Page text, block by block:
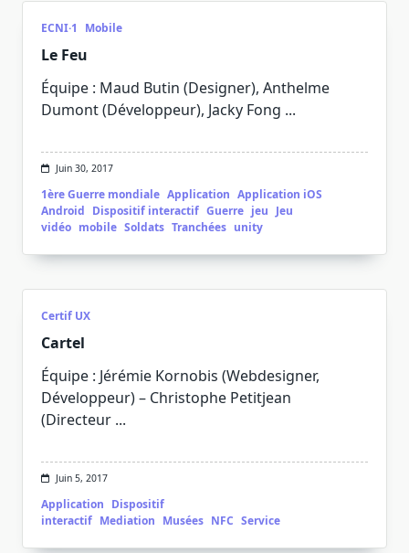
ECNI·1 Mobile
Le Feu
Équipe : Maud Butin (Designer), Anthelme
Dumont (Développeur), Jacky Fong ...
Juin 30, 2017
1ère Guerre mondiale Application Application iOS
Android Dispositif interactif Guerre jeu Jeu
vidéo mobile Soldats Tranchées unity
Certif UX
Cartel
Équipe : Jérémie Kornobis (Webdesigner,
Développeur) – Christophe Petitjean
(Directeur ...
Juin 5, 2017
Application Dispositif
interactif Mediation Musées NFC Service